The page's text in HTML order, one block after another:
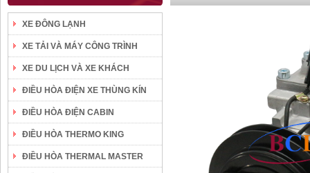
XE ĐÔNG LẠNH
XE TẢI VÀ MÁY CÔNG TRÌNH
XE DU LỊCH VÀ XE KHÁCH
ĐIỀU HÒA ĐIỆN XE THÙNG KÍN
ĐIỀU HÒA ĐIỆN CABIN
ĐIỀU HÒA THERMO KING
ĐIỀU HÒA THERMAL MASTER